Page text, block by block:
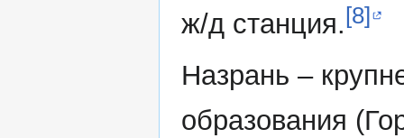
ж/д станция.[8]
Назрань –
образования